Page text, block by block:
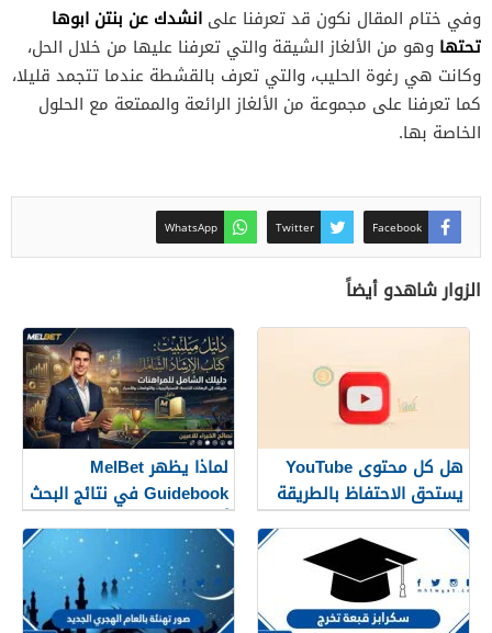
وفي ختام المقال نكون قد تعرفنا على انشدك عن بنتن ابوها
تحتها وهو من الألغاز الشيقة والتي تعرفنا عليها من خلال الحل،
وكانت هي رغوة الحليب، والتي تعرف بالقشطة عندما تتجمد قليلا،
كما تعرفنا على مجموعة من الألغاز الرائعة والممتعة مع الحلول
الخاصة بها.
Facebook
Twitter
WhatsApp
الزوار شاهدو أيضاً
هل كل محتوى YouTube
يستحق الاحتفاظ بالطريقة
نفسها؟
لماذا يظهر MelBet
Guidebook في نتائج البحث
أكثر من صفحات كثيرة؟